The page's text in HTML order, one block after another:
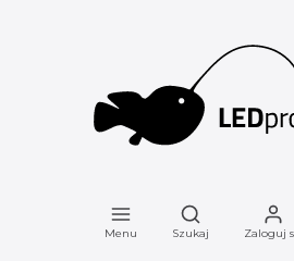
Menu
Otwórz
Szukaj Zaloguj